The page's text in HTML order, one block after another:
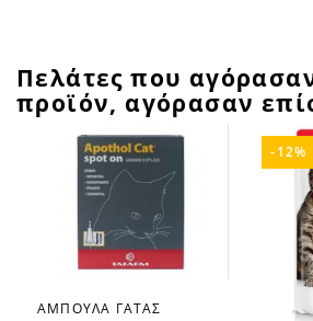
Πελάτες που
προϊόν, αγόρασαν
ΑΜΠΟΥΛΑ ΓΑΤΑΣ
-12%